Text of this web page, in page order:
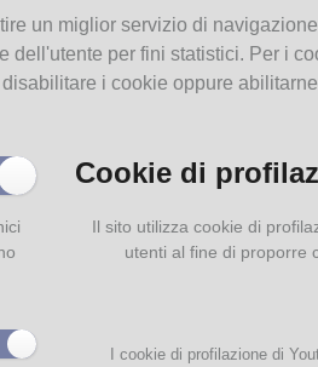
un miglior servizio di
per fini statistici. Per i
i cookie oppure
Cookie di
Il sito utilizza cookie di
utenti al fine di proporre
I cookie di profilazione di